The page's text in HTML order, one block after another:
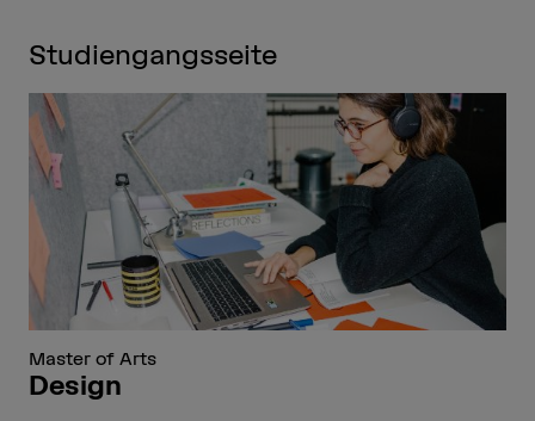
Studiengangsseite
Master of Arts
Design